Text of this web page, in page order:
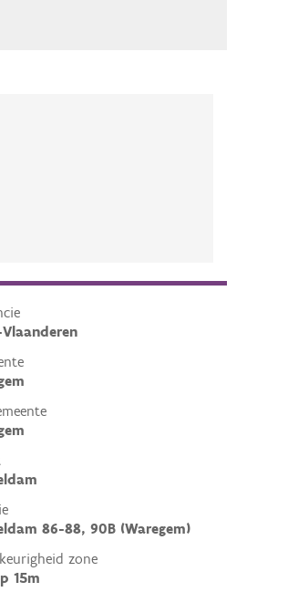
86-88, 90B (Waregem)
zone
15m